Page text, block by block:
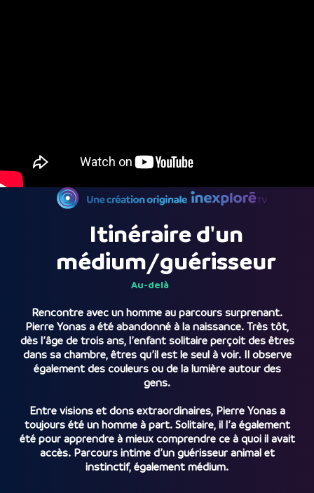
Itinéraire d'un
médium/guérisseur
Au-delà
Rencontre avec un homme au parcours surprenant.
Pierre Yonas a été abandonné à la naissance. Très tôt,
dès l’âge de trois ans, l’enfant solitaire perçoit des êtres
dans sa chambre, êtres qu’il est le seul à voir. Il observe
également des couleurs ou de la lumière autour des
gens.
Entre visions et dons extraordinaires, Pierre Yonas a
toujours été un homme à part. Solitaire, il l’a également
été pour apprendre à mieux comprendre ce à quoi il avait
accès. Parcours intime d’un guérisseur animal et
instinctif, également médium.